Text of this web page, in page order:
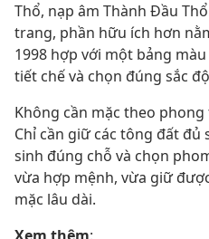
Thổ, nạp âm Thành Đầu
trang, phần hữu ích hơn
1998 hợp với một bảng
tiết chế và chọn đúng sắc
Không cần mặc theo
Chỉ cần giữ các tông đất
sinh đúng chỗ và chọn
vừa hợp mệnh, vừa giữ
mặc lâu dài.